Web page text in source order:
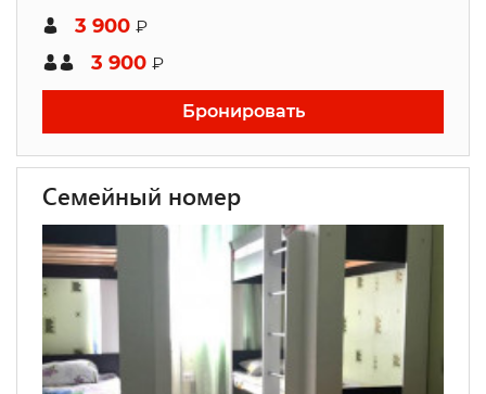
3 900 ₽
3 900 ₽
Бронировать
Семейный номер